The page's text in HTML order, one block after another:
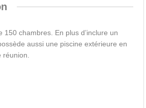
150 chambres. En plus d’inclure un
aussi une piscine extérieure en